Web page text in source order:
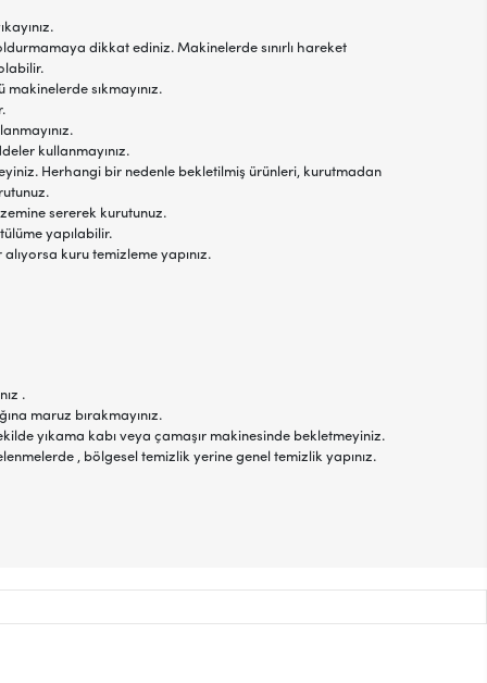
dikkat ediniz. Makinelerde sınırlı hareket
sıkmayınız.
kullanmayınız.
Herhangi bir nedenle bekletilmiş ürünleri, kurutmadan
sererek kurutunuz.
yapılabilir.
kuru temizleme yapınız.
.
maruz bırakmayınız.
yıkama kabı veya çamaşır makinesinde bekletmeyiniz.
, bölgesel temizlik yerine genel temizlik yapınız.